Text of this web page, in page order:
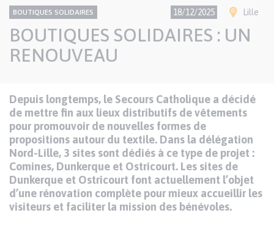
CONTENU
NATIONAL
Thème
BOUTIQUES SOLIDAIRES 18/12/2025 Ville(s)
Lille
BOUTIQUES SOLIDAIRES : UN
RENOUVEAU
Paragraphes
de
contenu
Texte
Depuis longtemps, le Secours Catholique a décidé
de mettre fin aux lieux distributifs de vêtements
pour promouvoir de nouvelles formes de
propositions autour du textile. Dans la délégation
Nord-Lille, 3 sites sont dédiés à ce type de projet :
Comines, Dunkerque et Ostricourt. Les sites de
Dunkerque et Ostricourt font actuellement l’objet
d’une rénovation complète pour mieux accueillir les
visiteurs et faciliter la mission des bénévoles.